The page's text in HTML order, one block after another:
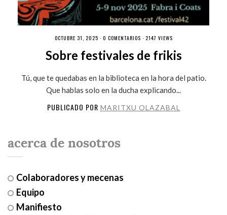
OCTUBRE 31, 2025 · 0 COMENTARIOS · 2147 VIEWS
Sobre festivales de frikis
Tú, que te quedabas en la biblioteca en la hora del patio.
Que hablas solo en la ducha explicando...
PUBLICADO POR MARITXU OLAZABAL
acerca de nosotros
Colaboradores y mecenas
Equipo
Manifiesto